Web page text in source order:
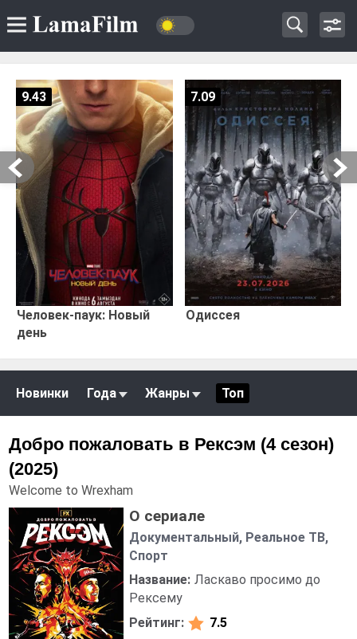
Человек-паук: Новый
день
9.43
Одиссея
7.09
Новинки Года Жанры Топ
Добро пожаловать в Рексэм (4 сезон)
(2025)
Welcome to Wrexham
О сериале
Документальный, Реальное ТВ,
Спорт
Название: Ласкаво просимо до
Рексему
Рейтинг:
7.5